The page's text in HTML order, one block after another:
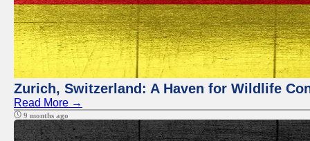
Zurich, Switzerland: A Haven for Wildlife
Read More →
9 months ago